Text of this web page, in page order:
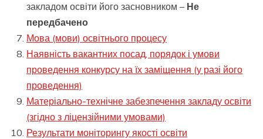
закладом освіти його засновником – Не
передбачено
Мова (мови) освітнього процесу
Наявність вакантних посад, порядок і умови
проведення конкурсу на їх заміщення (у разі його
проведення)
Матеріально-технічне забезпечення закладу освіти
(згідно з ліцензійними умовами)
Результати моніторингу якості освіти